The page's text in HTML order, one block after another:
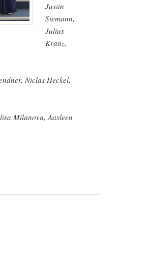
Justin
Siemann,
Julius
Kranz,
Niclas Heckel,
Milanova, Aasleen